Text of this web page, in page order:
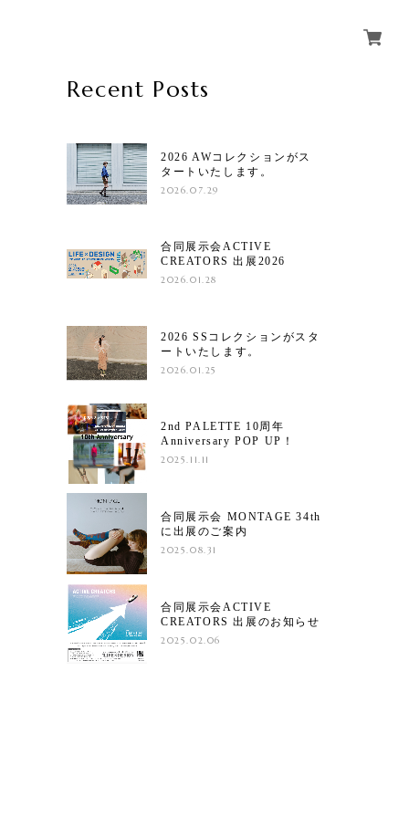
Recent Posts
2026 AWコレクションがス
タートいたします。
2026.07.29
合同展示会ACTIVE
CREATORS 出展2026
2026.01.28
2026 SSコレクションがスタ
ートいたします。
2026.01.25
2nd PALETTE 10周年
Anniversary POP UP！
2025.11.11
合同展示会 MONTAGE 34th
に出展のご案内
2025.08.31
合同展示会ACTIVE
CREATORS 出展のお知らせ
2025.02.06